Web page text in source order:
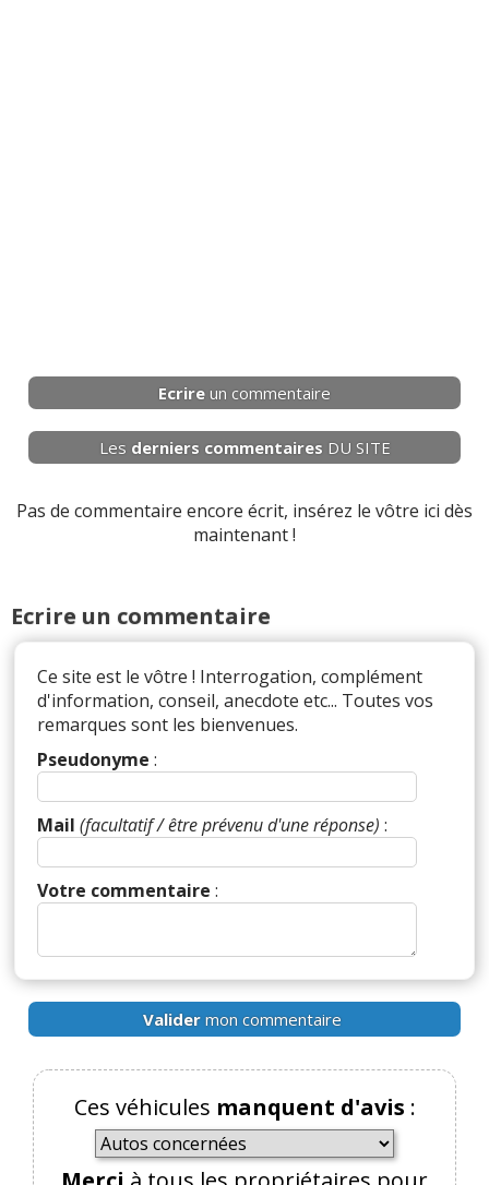
Ecrire un commentaire
Les derniers commentaires DU SITE
Pas de commentaire encore écrit, insérez le vôtre ici dès
maintenant !
Ecrire un commentaire
Ce site est le vôtre ! Interrogation, complément
d'information, conseil, anecdote etc... Toutes vos
remarques sont les bienvenues.
Pseudonyme :
Mail (facultatif / être prévenu d'une réponse) :
Votre commentaire :
Validermon commentaire
Ces véhicules manquent d'avis :